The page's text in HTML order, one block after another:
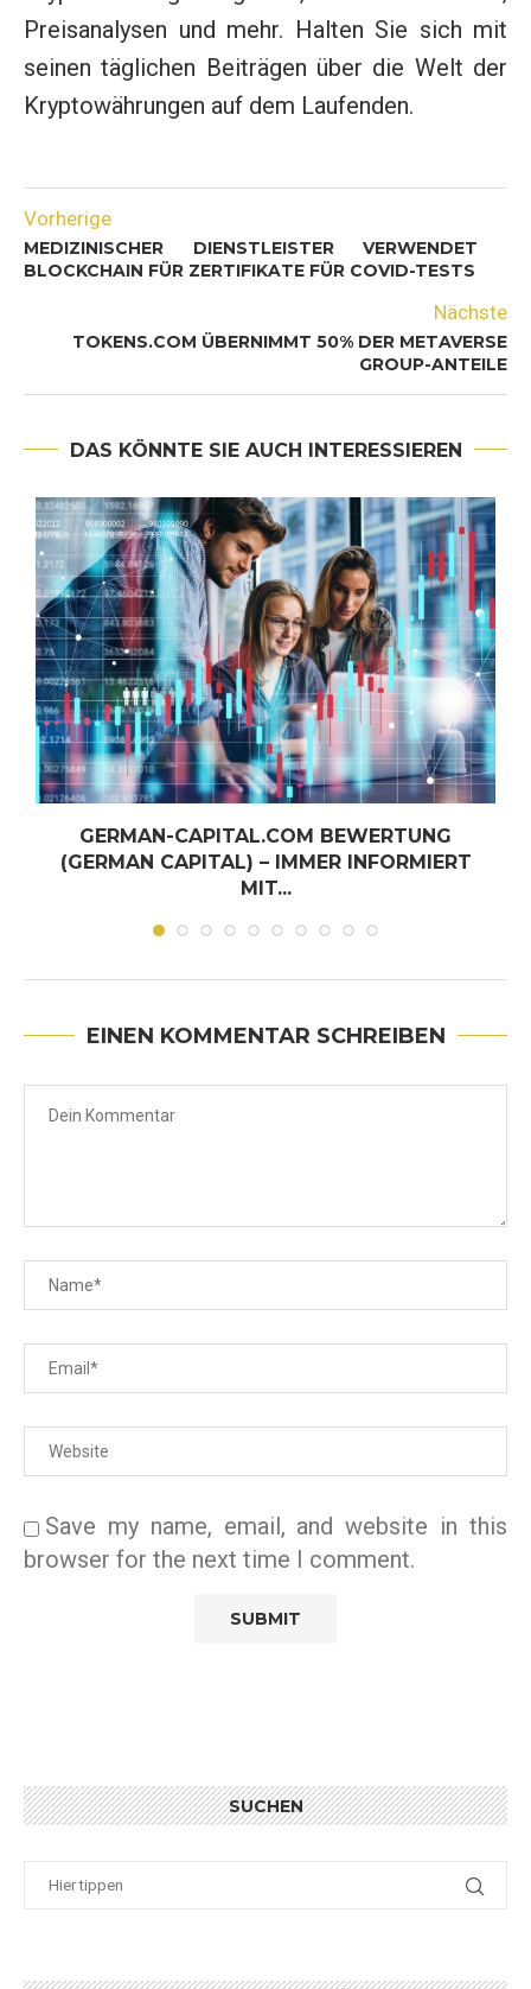
Preisanalysen und mehr. Halten Sie sich mit
seinen täglichen Beiträgen über die Welt der
Kryptowährungen auf dem Laufenden.
Vorherige
MEDIZINISCHER DIENSTLEISTER VERWENDET
BLOCKCHAIN FÜR ZERTIFIKATE FÜR COVID-TESTS
Nächste
TOKENS.COM ÜBERNIMMT 50% DER METAVERSE
GROUP-ANTEILE
DAS KÖNNTE SIE AUCH INTERESSIEREN
GERMAN-CAPITAL.COM BEWERTUNG
(GERMAN CAPITAL) – IMMER INFORMIERT
MIT...
Juni 30, 2026
EINEN KOMMENTAR SCHREIBEN
Save my name, email, and website in this
browser for the next time I comment.
SUCHEN